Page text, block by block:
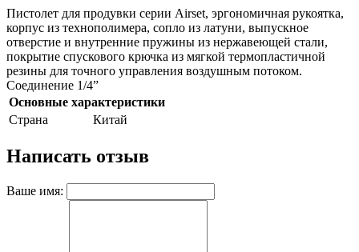
Пистолет для продувки серии Airset, эргономичная рукоятка,
корпус из технополимера, сопло из латуни, выпускное
отверстие и внутренние пружины из нержавеющей стали,
покрытие спускового крючка из мягкой термопластичной
резины для точного управления воздушным потоком.
Соединение 1/4”
Основные характеристики
Страна
Китай
Написать отзыв
Ваше имя: